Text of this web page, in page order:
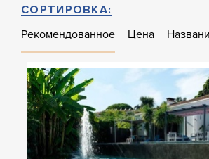
СОРТИРОВКА:
Рекомендованное
Цена